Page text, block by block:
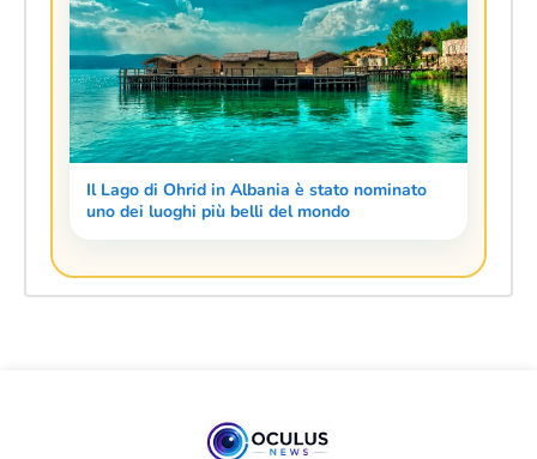
Il Lago di Ohrid in Albania è stato nominato
uno dei luoghi più belli del mondo